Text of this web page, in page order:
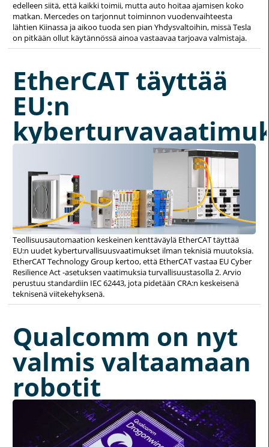
edelleen siitä, että kaikki toimii, mutta auto hoitaa ajamisen koko
matkan. Mercedes on tarjonnut toiminnon vuodenvaihteesta
lähtien Kiinassa ja aikoo tuoda sen pian Yhdysvaltoihin, missä Tesla
on pitkään ollut käytännössä ainoa vastaavaa tarjoava valmistaja.
EtherCAT täyttää
EU:n
Teollisuusautomaation keskeinen kenttäväylä EtherCAT täyttää
EU:n uudet kyberturvallisuusvaatimukset ilman teknisiä muutoksia.
EtherCAT Technology Group kertoo, että EtherCAT vastaa EU Cyber
Resilience Act -asetuksen vaatimuksia turvallisuustasolla 2. Arvio
perustuu standardiin IEC 62443, jota pidetään CRA:n keskeisenä
teknisenä viitekehyksenä.
Qualcomm on nyt
valmis valtaamaan
robotit